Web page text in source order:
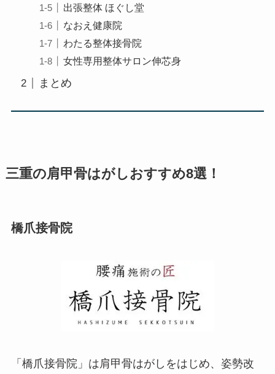
出張整体 ほぐし堂
なおえ健康院
わたる整体接骨院
女性専用整体サロン伸芯身
まとめ
三重の肩甲骨はがしおすすめ8選！
橋爪接骨院
「橋爪接骨院」は肩甲骨はがしをはじめ、姿勢改